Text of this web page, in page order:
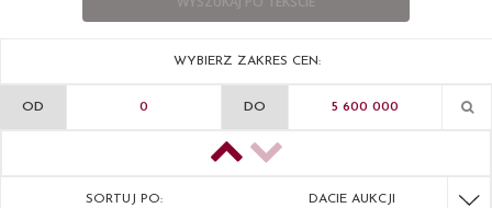
WYBIERZ ZAKRES CEN:
OD DO
SORTUJ PO: DACIE AUKCJI